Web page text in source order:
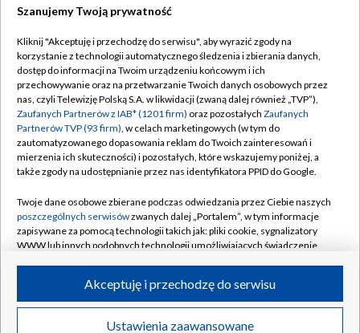
TVP
Abonament TVP
Emisja w TVP
Centrum informacji TVP
Naziemna Telewizja Cyfrowa
Rada Programowa
System NOS
Informacje o nadawcy
Program dla prasy
Regulamin TVP
Polityka prywatności
Moje zgody
Pomoc
Kontakt
Kanały
©2026 Telewizja Polska S.A. w likwidacji
Szanujemy Twoją prywatność
Kliknij "Akceptuję i przechodzę do serwisu", aby wyrazić zgody na
korzystanie z technologii automatycznego śledzenia i zbierania danych,
dostęp do informacji na Twoim urządzeniu końcowym i ich
przechowywanie oraz na przetwarzanie Twoich danych osobowych przez
nas, czyli Telewizję Polską S.A. w likwidacji (zwaną dalej również „TVP”),
Zaufanych Partnerów z IAB* (1201 firm) oraz pozostałych Zaufanych
Partnerów TVP (93 firm), w celach marketingowych (w tym do
zautomatyzowanego dopasowania reklam do Twoich zainteresowań i
mierzenia ich skuteczności) i pozostałych, które wskazujemy poniżej, a
także zgody na udostępnianie przez nas identyfikatora PPID do Google.
Twoje dane osobowe zbierane podczas odwiedzania przez Ciebie naszych
poszczególnych serwisówzwanych dalej „Portalem”, w tym informacje
zapisywane za pomocą technologii takich jak: pliki cookie, sygnalizatory
WWW lub innych podobnych technologii umożliwiających świadczenie
ruchu w Internecie.
Twoje dane osobowe zbierane podczas odwiedzania przez Ciebie
Ustawienia zaawansowane
Akceptuję i przechodzę do serwisu